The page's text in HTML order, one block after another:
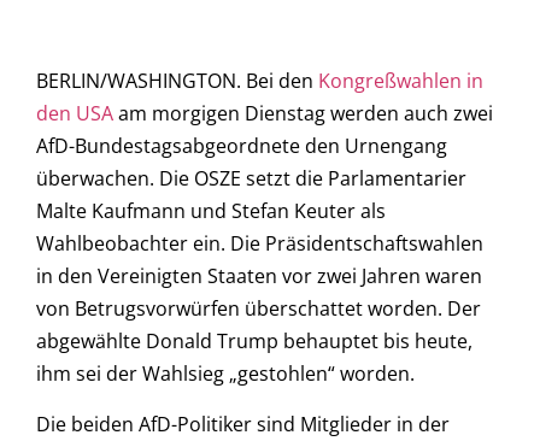
BERLIN/WASHINGTON. Bei den Kongreßwahlen in
den USAam morgigen Dienstag werden auch zwei
AfD-Bundestagsabgeordnete den Urnengang
überwachen. Die OSZE setzt die Parlamentarier
Malte Kaufmann und Stefan Keuter als
Wahlbeobachter ein. Die Präsidentschaftswahlen
in den Vereinigten Staaten vor zwei Jahren waren
von Betrugsvorwürfen überschattet worden. Der
abgewählte Donald Trump behauptet bis heute,
ihm sei der Wahlsieg „gestohlen“ worden.
Die beiden AfD-Politiker sind Mitglieder in der